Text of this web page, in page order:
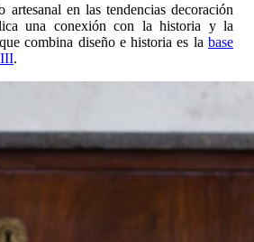
en las tendencias decoración
una conexión con la historia y la
combina diseño e historia es la base
.